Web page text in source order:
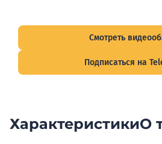
Смотреть
Подписаться на
ХарактеристикиО